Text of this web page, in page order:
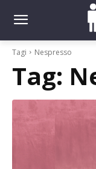
Tagi Nespresso
Tag: